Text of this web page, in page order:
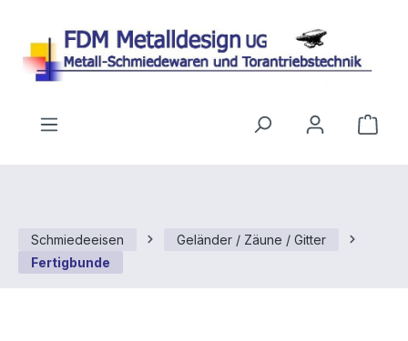
Schmiedeeisen
Geländer / Zäune / Gitter
Fertigbunde